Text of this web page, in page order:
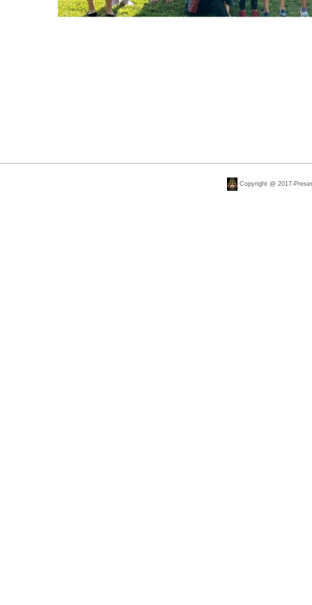
Copyright @ 2017-